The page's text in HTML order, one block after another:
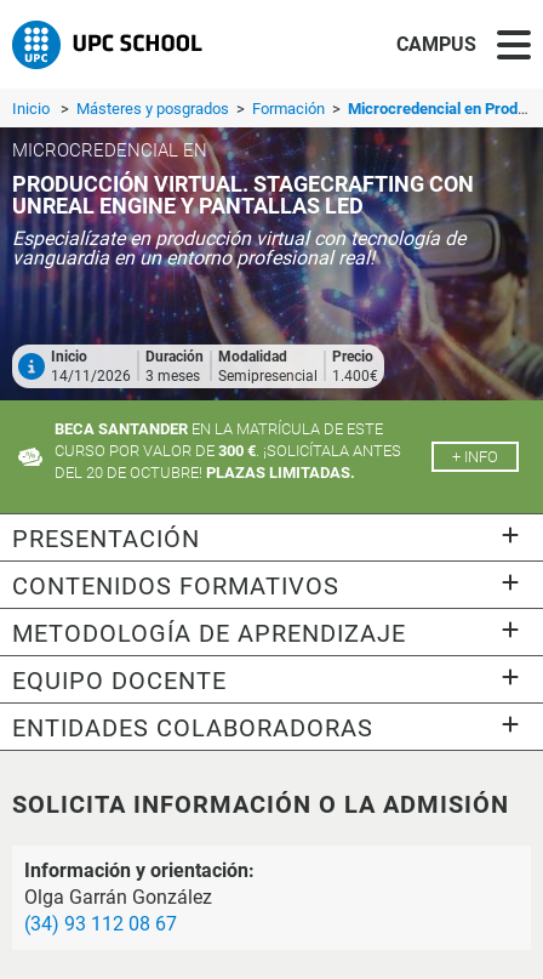
CAMPUS
Inicio > Másteres y posgrados > Formación > Microcredencial en Producción Virtual. Stagecrafting con Unreal Engine y Pantallas LED
MICROCREDENCIAL EN
PRODUCCIÓN VIRTUAL. STAGECRAFTING CON
UNREAL ENGINE Y PANTALLAS LED
Especialízate en producción virtual con tecnología de
vanguardia en un entorno profesional real!
Inicio
14/11/2026
Duración
3 meses
Modalidad
Semipresencial
Precio
1.400€
BECA SANTANDER EN LA MATRÍCULA DE ESTE
CURSO POR VALOR DE 300 €. ¡SOLICÍTALA ANTES
DEL 20 DE OCTUBRE! PLAZAS LIMITADAS.
+ INFO
PRESENTACIÓN
CONTENIDOS FORMATIVOS
METODOLOGÍA DE APRENDIZAJE
EQUIPO DOCENTE
ENTIDADES COLABORADORAS
SOLICITA INFORMACIÓN O LA ADMISIÓN
Información y orientación:
Olga Garrán González
(34) 93 112 08 67